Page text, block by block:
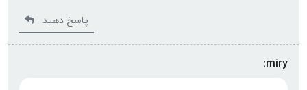
پاسخ دهید
miry: